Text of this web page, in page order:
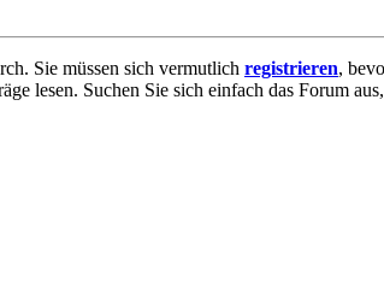
Sie müssen sich vermutlich registrieren,
lesen. Suchen Sie sich einfach das Forum